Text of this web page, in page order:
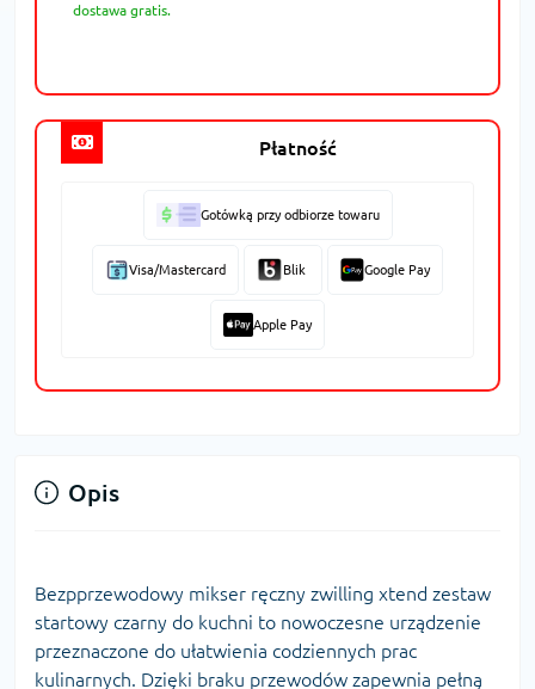
dostawa gratis.
Płatność
Gotówką przy odbiorze towaru
Visa/Mastercard Blik Google Pay
Apple Pay
Opis
Bezpprzewodowy mikser ręczny zwilling xtend zestaw
startowy czarny do kuchni to nowoczesne urządzenie
przeznaczone do ułatwienia codziennych prac
kulinarnych. Dzięki braku przewodów zapewnia pełną